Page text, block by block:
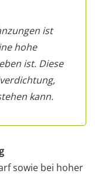
ist
hohe
ist. Diese
kann.
sowie bei hoher